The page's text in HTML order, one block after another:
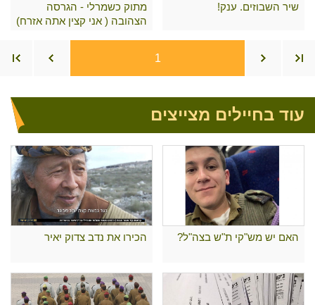
שיר השבוזים. ענק!
מתוק כשמרלי - הגרסה
הצהובה ( אני קצין אתה אזרח)
1
עוד בחיילים מצייצים
האם יש מש"קי ת"ש בצה"ל? הכירו את נדב צדוק יאיר